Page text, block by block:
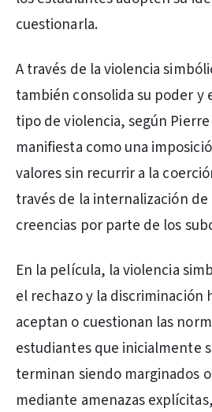
cuestionarla.
A través de la violencia
también consolida su poder y
tipo de violencia, según
manifiesta como una
valores sin recurrir a la
través de la internalización de
creencias por parte de los
En la película, la violencia
el rechazo y la discriminación
aceptan o cuestionan las
estudiantes que inicialmente
terminan siendo marginados
mediante amenazas